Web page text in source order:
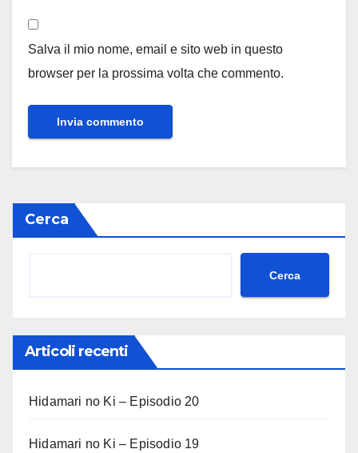
Salva il mio nome, email e sito web in questo
browser per la prossima volta che commento.
Cerca
Cerca
Articoli recenti
Hidamari no Ki – Episodio 20
Hidamari no Ki – Episodio 19